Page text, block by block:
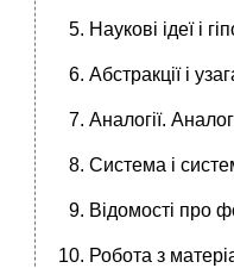
Наукові ідеї і
Абстракції і
Аналогії.
Система і
Відомості про
Робота з